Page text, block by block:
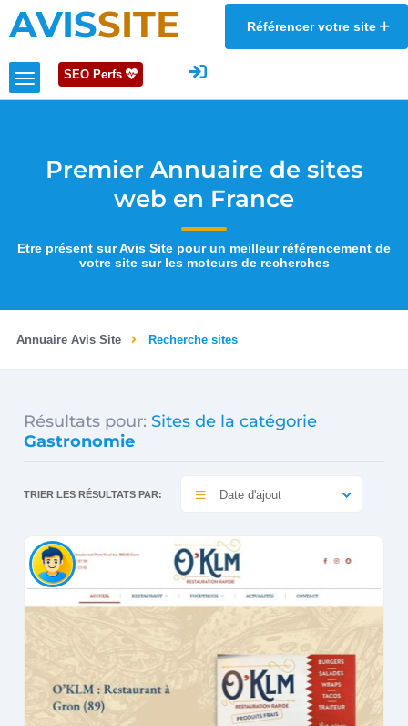
AVISSITE Référencer votre site
SEO Perfs
Premier Annuaire de sites
web en France
Etre présent sur Avis Site pour un meilleur référencement de
votre site sur les moteurs de recherches
Annuaire Avis Site Recherche sites
Résultats pour: Sites de la catégorie
Gastronomie
TRIER LES RÉSULTATS PAR: Date d'ajout